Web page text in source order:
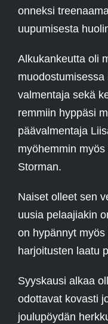
onneksi
uupumisesta
Alkukankeutta oli
valmentaja sekä
remmiin hyppäsi
päävalmentaja
myöhemmin
Storman.
Naiset olleet sen
uusia pelaajiakin
on hypännyt
harjoitusten laatu
Syyskausi alkaa
odottavat kovasti
joulupöydän